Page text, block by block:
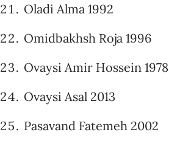
Oladi Alma 1992
Omidbakhsh Roja 1996
Ovaysi Amir Hossein 1978
Ovaysi Asal 2013
Pasavand Fatemeh 2002